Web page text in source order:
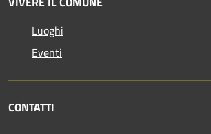
Luoghi
Eventi
CONTATTI